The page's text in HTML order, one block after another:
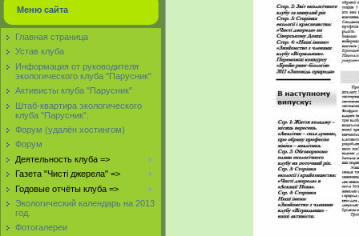
Меню сайта
Главная страница
Устав клуба
Информация от руководителя
экологического клуба "Парусник"
Активисты клуба "Парусник"
Штаб-квартира экологического
клуба "Парусник".
Форум (удалён хостингом)
Форум
Деятельность клуба =>
Газета "Чисті джерела" =>
Годовые отчёты клуба =>
Экологический календарь на 2013
год.
Фотогалереи